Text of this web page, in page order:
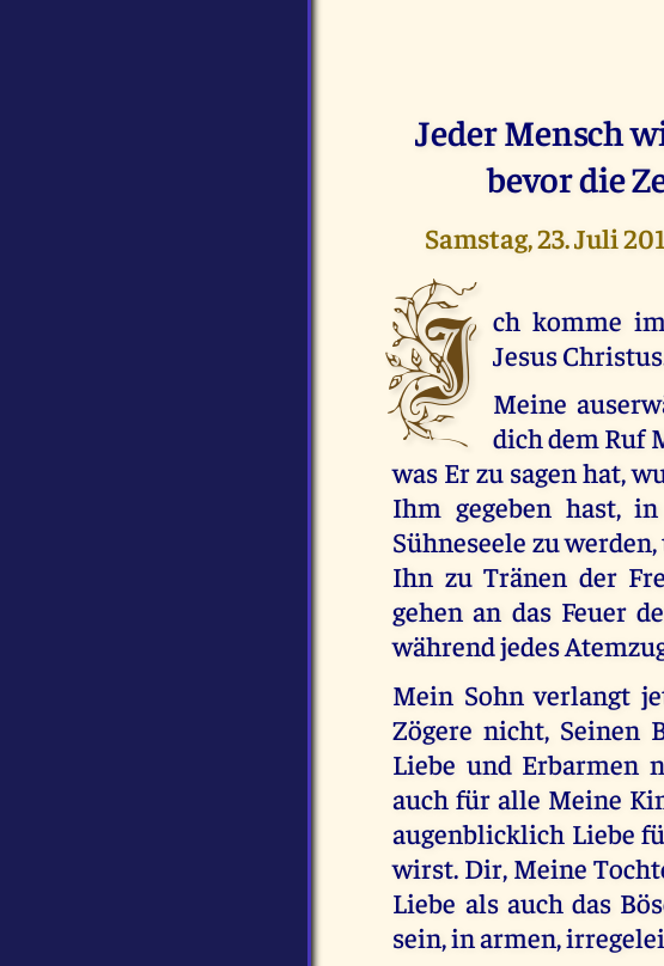
Jeder Mensch
bevor die
Samstag, 23. Juli
I ch komme
Jesus
Meine
dich dem Ruf
was Er zu sagen hat,
Ihm gegeben hast,
Sühneseele zu
Ihn zu Tränen der
gehen an das Feuer
während jedes
Mein Sohn verlangt
Zögere nicht, Seinen
Liebe und Erbarmen
auch für alle Meine
augenblicklich Liebe
wirst. Dir, Meine
Liebe als auch das
sein, in armen,